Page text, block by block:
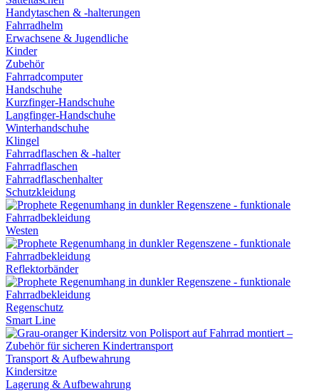
Handytaschen & -halterungen
Fahrradhelm
Erwachsene & Jugendliche
Kinder
Zubehör
Fahrradcomputer
Handschuhe
Kurzfinger-Handschuhe
Langfinger-Handschuhe
Winterhandschuhe
Klingel
Fahrradflaschen & -halter
Fahrradflaschen
Fahrradflaschenhalter
Schutzkleidung
Westen
Reflektorbänder
Regenschutz
Smart Line
Transport & Aufbewahrung
Kindersitze
Lagerung & Aufbewahrung